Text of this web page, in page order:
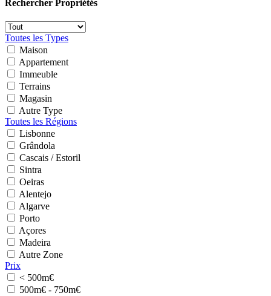
Rechercher Propriétés
Toutes les Types
Maison
Appartement
Immeuble
Terrains
Magasin
Autre Type
Toutes les Régions
Lisbonne
Grândola
Cascais / Estoril
Sintra
Oeiras
Alentejo
Algarve
Porto
Açores
Madeira
Autre Zone
Prix
< 500m€
500m€ - 750m€